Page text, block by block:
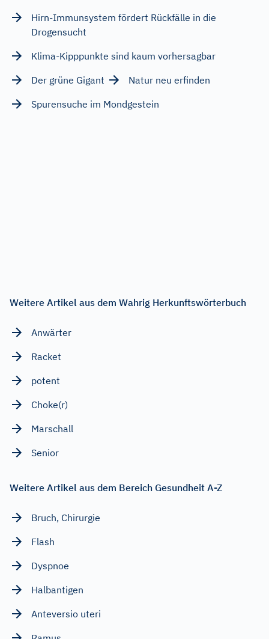
Hirn-Immunsystem fördert Rückfälle in die
Drogensucht
Klima-Kipppunkte sind kaum vorhersagbar
Der grüne Gigant
Natur neu erfinden
Spurensuche im Mondgestein
Weitere Artikel aus dem Wahrig Herkunftswörterbuch
Anwärter
Racket
potent
Choke(r)
Marschall
Senior
Weitere Artikel aus dem Bereich Gesundheit A-Z
Bruch, Chirurgie
Flash
Dyspnoe
Halbantigen
Anteversio uteri